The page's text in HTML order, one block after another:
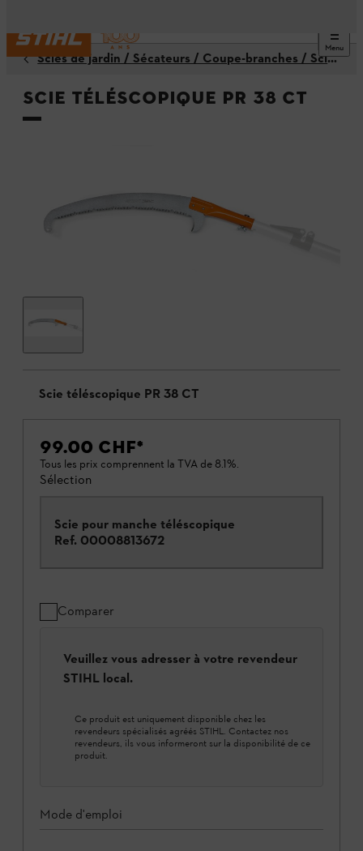
Menu
Scies de jardin / Sécateurs / Coupe-branches / Scies à branches
Scie téléscopique PR 38 CT
Scie téléscopique PR 38 CT
99.00 CHF*
Tous les prix comprennent la TVA de 8.1%.
Sélection
Scie pour manche téléscopique
Ref. 00008813672
Comparer
Veuillez vous adresser à votre revendeur
STIHL local.
Ce produit est uniquement disponible chez les
revendeurs spécialisés agréés STIHL. Contactez nos
revendeurs, ils vous informeront sur la disponibilité de ce
produit.
Mode d'emploi